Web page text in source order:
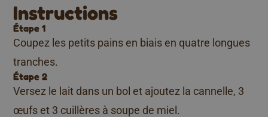
Instructions
Étape 1
Coupez les petits pains en biais en quatre longues
tranches.
Étape 2
Versez le lait dans un bol et ajoutez la cannelle, 3
œufs et 3 cuillères à soupe de miel.